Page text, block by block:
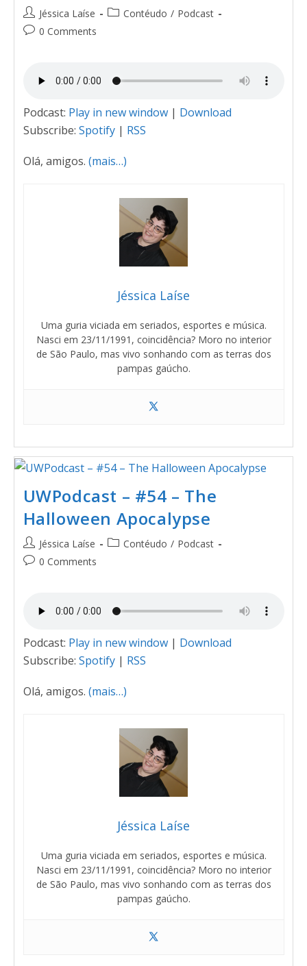
Jéssica Laíse Contéudo / Podcast
0 Comments
Podcast: Play in new window| Download
Subscribe: Spotify| RSS
Olá, amigos. (mais…)
Jéssica Laíse
Uma guria viciada em seriados, esportes e música.
Nasci em 23/11/1991, coincidência? Moro no interior
de São Paulo, mas vivo sonhando com as terras dos
pampas gaúcho.
UWPodcast – #54 – The
Halloween Apocalypse
Jéssica Laíse Contéudo / Podcast
0 Comments
Podcast: Play in new window| Download
Subscribe: Spotify| RSS
Olá, amigos. (mais…)
Jéssica Laíse
Uma guria viciada em seriados, esportes e música.
Nasci em 23/11/1991, coincidência? Moro no interior
de São Paulo, mas vivo sonhando com as terras dos
pampas gaúcho.